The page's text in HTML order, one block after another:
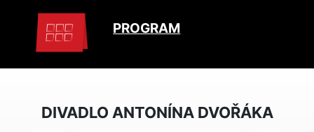
PROGRAM
DIVADLO ANTONÍNA DVOŘÁKA